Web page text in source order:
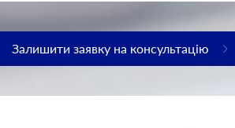
Залишити заявку на консультацію